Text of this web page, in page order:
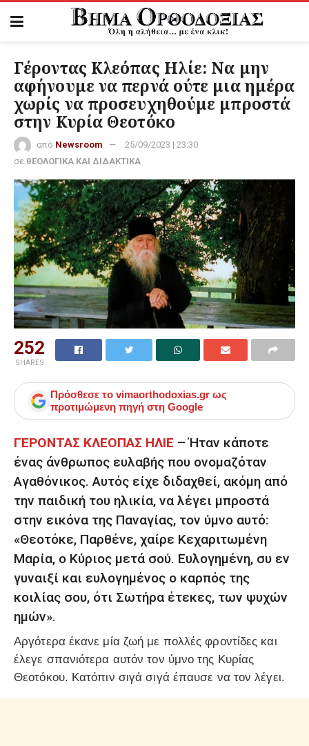
Γέροντας Κλεόπας Ηλίε: Να μην
αφήνουμε να περνά ούτε μια ημέρα
χωρίς να προσευχηθούμε μπροστά
στην Κυρία Θεοτόκο
από Newsroom
25/09/2023 | 23:30
σε θΕΟΛΟΓΙΚΑ ΚΑΙ ΔΙΔΑΚΤΙΚΑ
252
SHARES
Πρόσθεσε το vimaorthodoxias.gr ως
προτιμώμενη πηγή στη Google
ΓΕΡΟΝΤΑΣ ΚΛΕΟΠΑΣ ΗΛΙΕ – Ήταν κάποτε
ένας άνθρωπος ευλαβής που ονομαζόταν
Αγαθόνικος. Αυτός είχε διδαχθεί, ακόμη από
την παιδική του ηλικία, να λέγει μπροστά
στην εικόνα της Παναγίας, τον ύμνο αυτό:
«Θεοτόκε, Παρθένε, χαίρε Κεχαριτωμένη
Μαρία, ο Κύριος μετά σού. Ευλογημένη, συ εν
γυναιξί και ευλογημένος ο καρπός της
κοιλίας σου, ότι Σωτήρα έτεκες, των ψυχών
ημών».
Αργότερα έκανε μία ζωή με πολλές φροντίδες και
έλεγε σπανιότερα αυτόν τον ύμνο της Κυρίας
Θεοτόκου. Κατόπιν σιγά σιγά έπαυσε να τον λέγει.